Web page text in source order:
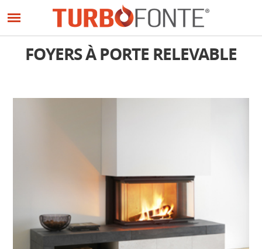
au
FOYERS À PORTE RELEVABLE
Panneau de gestion des cookies